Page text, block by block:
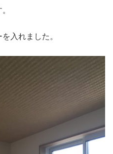
入れました。